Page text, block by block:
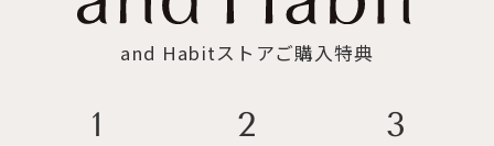
and Habitストアご購入特典
1 2 3